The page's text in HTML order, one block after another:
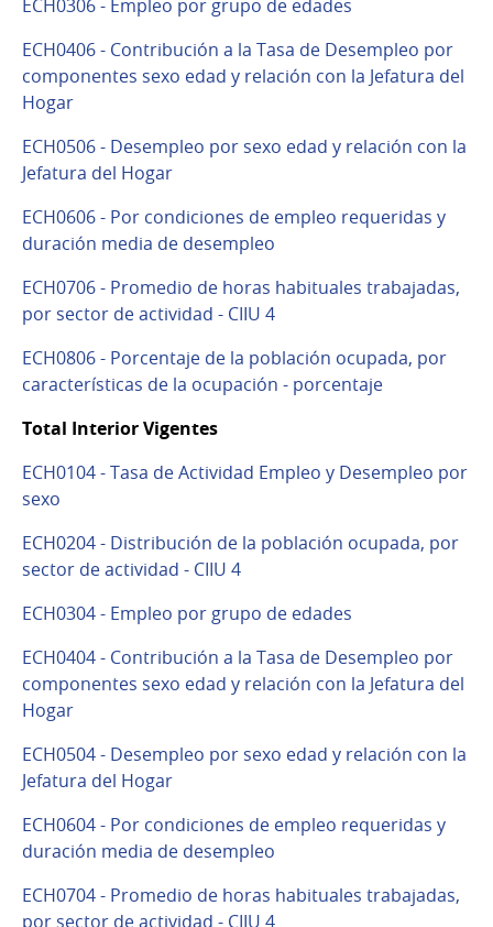
ECH0306 - Empleo por grupo de edades
ECH0406 - Contribución a la Tasa de Desempleo por
componentes sexo edad y relación con la Jefatura del
Hogar
ECH0506 - Desempleo por sexo edad y relación con la
Jefatura del Hogar
ECH0606 - Por condiciones de empleo requeridas y
duración media de desempleo
ECH0706 - Promedio de horas habituales trabajadas,
por sector de actividad - CIIU 4
ECH0806 - Porcentaje de la población ocupada, por
características de la ocupación - porcentaje
Total Interior Vigentes
ECH0104 - Tasa de Actividad Empleo y Desempleo por
sexo
ECH0204 - Distribución de la población ocupada, por
sector de actividad - CIIU 4
ECH0304 - Empleo por grupo de edades
ECH0404 - Contribución a la Tasa de Desempleo por
componentes sexo edad y relación con la Jefatura del
Hogar
ECH0504 - Desempleo por sexo edad y relación con la
Jefatura del Hogar
ECH0604 - Por condiciones de empleo requeridas y
duración media de desempleo
ECH0704 - Promedio de horas habituales trabajadas,
por sector de actividad - CIIU 4